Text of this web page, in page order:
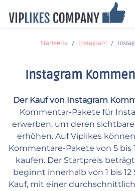
Startseite Instagram
Instagram
Der Kauf von Instagram
Kommentar-Pakete für
erwerben, um deren
erhöhen. Auf Viplikes
Kommentare-Pakete von 5 bis
kaufen. Der Startpreis
beginnt innerhalb von 1 bis
Kauf, mit einer